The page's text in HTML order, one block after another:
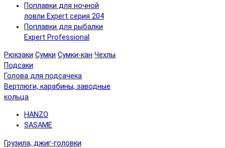
Поплавки для ночной
ловли Expert серия 204
Поплавки для рыбалки
Expert Professional
Рюкзаки Сумки Сумки-кан Чехлы
Подсаки
Голова для подсачека
Вертлюги, карабины, заводные
кольца
HANZO
SASAME
Грузила, джиг-головки